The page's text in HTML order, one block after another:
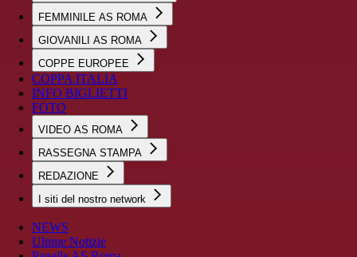
FEMMINILE AS ROMA
GIOVANILI AS ROMA
COPPE EUROPEE
COPPA ITALIA
INFO BIGLIETTI
FOTO
VIDEO AS ROMA
RASSEGNA STAMPA
REDAZIONE
I siti del nostro network
NEWS
Ultime Notizie